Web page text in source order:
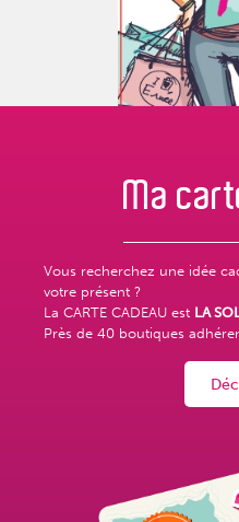
Ma
Vous recherchez une idée
votre présent ?
La CARTE CADEAU est LA
Près de 40 boutiques